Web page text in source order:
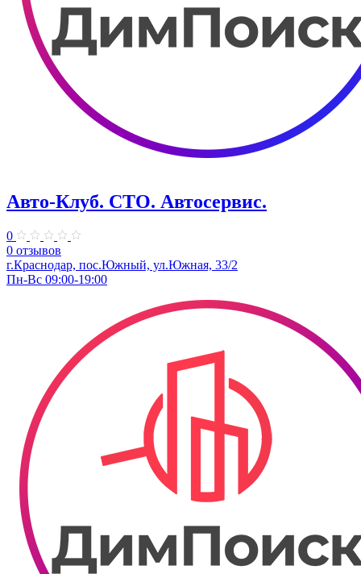
Авто-Клуб. СТО. Автосервис.
0
0 отзывов
г.Краснодар, пос.Южный, ул.Южная, 33/2
Пн-Вс 09:00-19:00